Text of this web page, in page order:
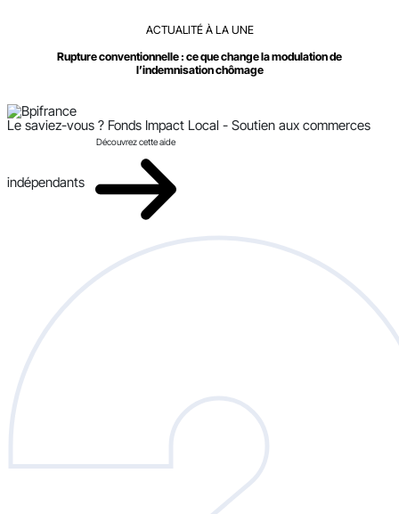
ACTUALITÉ À LA UNE
Rupture conventionnelle : ce que change la modulation de
l’indemnisation chômage
Le saviez-vous ? Fonds Impact Local - Soutien aux commerces
indépendants
Découvrez cette aide